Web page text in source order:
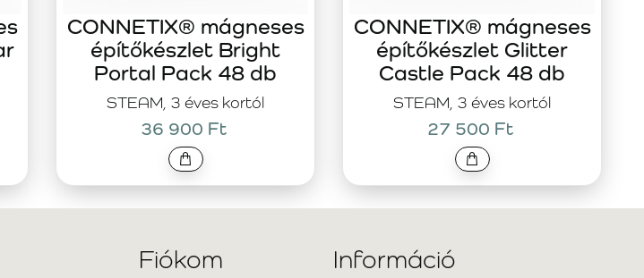
STEAM, 3 éves kortól
CONNETIX® mágneses
építőkészlet Bright
Portal Pack 48 db
36 900 Ft
STEAM, 3 éves kortól
CONNETIX® mágneses
építőkészlet Glitter
Castle Pack 48 db
27 500 Ft
Fiókom Információ